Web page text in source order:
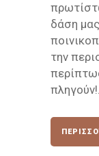
δάση
την